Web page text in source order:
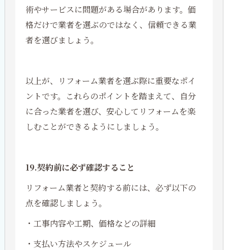
術やサービスに問題がある場合があります。価
格だけで業者を選ぶのではなく、信頼できる業
者を選びましょう。
以上が、リフォーム業者を選ぶ際に重要なポイ
ントです。これらのポイントを踏まえて、自分
に合った業者を選び、安心してリフォームを楽
しむことができるようにしましょう。
19.契約前に必ず確認すること
リフォーム業者と契約する前には、必ず以下の
点を確認しましょう。
・工事内容や工期、価格などの詳細
・支払い方法やスケジュール